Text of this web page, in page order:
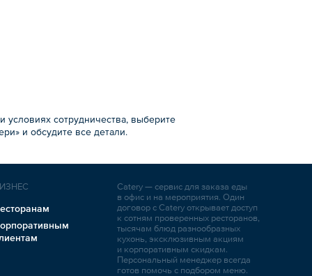
сотрудничества, выберите
и обсудите все детали.
Catery — сервис для заказа еды
в офис и на мероприятия. Один
договор с Catery открывает доступ
к сотням проверенных ресторанов,
тысячам блюд разнообразных
кухонь, эксклюзивным акциям
и корпоративным скидкам.
Персональный менеджер всегда
готов помочь с подбором меню.